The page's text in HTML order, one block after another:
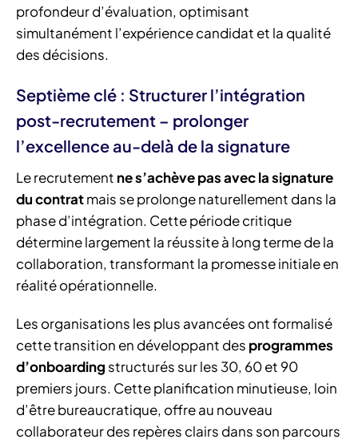
profondeur d’évaluation, optimisant
simultanément l’expérience candidat et la qualité
des décisions.
Septième clé : Structurer l’intégration
post-recrutement – prolonger
l’excellence au-delà de la signature
Le recrutement ne s’achève pas avec la signature
du contratmais se prolonge naturellement dans la
phase d’intégration. Cette période critique
détermine largement la réussite à long terme de la
collaboration, transformant la promesse initiale en
réalité opérationnelle.
Les organisations les plus avancées ont formalisé
cette transition en développant des programmes
d’onboarding structurés sur les 30, 60 et 90
premiers jours. Cette planification minutieuse, loin
d’être bureaucratique, offre au nouveau
collaborateur des repères clairs dans son parcours